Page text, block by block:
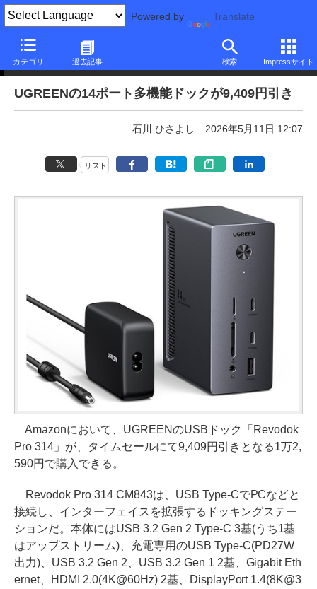
Powered by Translate
カテゴリ 過去記事 検索 Impressサイト
本日みつけたお買い得品
UGREENの14ポート多機能ドックが9,409円引き
石川 ひさよし 2026年5月11日 12:07
リスト
Amazonにおいて、UGREENのUSBドック「Revodok
Pro 314」が、タイムセールにて9,409円引きとなる1万2,
590円で購入できる。
Revodok Pro 314 CM843は、USB Type-CでPCなどと
接続し、インターフェイスを拡張するドッキングステー
ションだ。本体にはUSB 3.2 Gen 2 Type-C 3基(うち1基
はアップストリーム)、充電専用のUSB Type-C(PD27W
出力)、USB 3.2 Gen 2、USB 3.2 Gen 1 2基、Gigabit Eth
ernet、HDMI 2.0(4K@60Hz) 2基、DisplayPort 1.4(8K@3